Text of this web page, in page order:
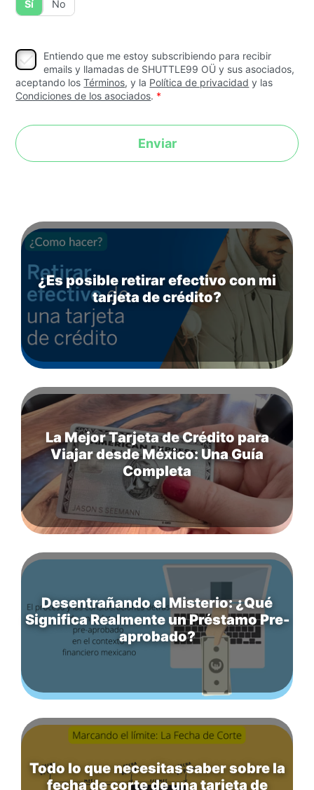
Sí No
✓
Entiendo que me estoy subscribiendo para recibir
emails y llamadas de SHUTTLE99 OÜ y sus asociados,
aceptando losTérminos, y la Política de privacidad y las
Condiciones de los asociados.
¿Es posible retirar efectivo con mi
tarjeta de crédito?
La Mejor Tarjeta de Crédito para
Viajar desde México: Una Guía
Completa
Desentrañando el Misterio: ¿Qué
Significa Realmente un Préstamo Pre-
aprobado?
Todo lo que necesitas saber sobre la
fecha de corte de una tarjeta de